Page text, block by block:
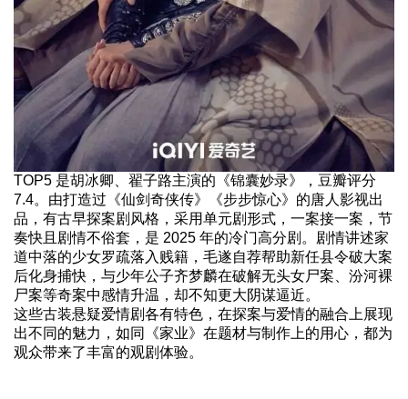
TOP5 是胡冰卿、翟子路主演的《锦囊妙录》，豆瓣评分
7.4。由打造过《仙剑奇侠传》《步步惊心》的唐人影视出
品，有古早探案剧风格，采用单元剧形式，一案接一案，节
奏快且剧情不俗套，是 2025 年的冷门高分剧。剧情讲述家
道中落的少女罗疏落入贱籍，毛遂自荐帮助新任县令破大案
后化身捕快，与少年公子齐梦麟在破解无头女尸案、汾河裸
尸案等奇案中感情升温，却不知更大阴谋逼近。
这些古装悬疑爱情剧各有特色，在探案与爱情的融合上展现
出不同的魅力，如同《家业》在题材与制作上的用心，都为
观众带来了丰富的观剧体验。